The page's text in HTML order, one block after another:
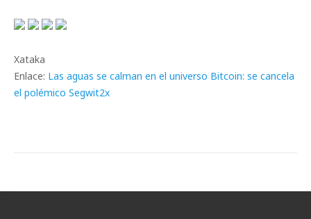
Xataka
Enlace: Las aguas se calman en el universo Bitcoin: se cancela
el polémico Segwit2x